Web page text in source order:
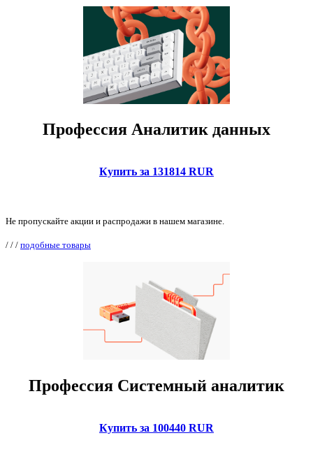
Профессия Аналитик данных
Купить за 131814 RUR
Не пропускайте акции и распродажи в нашем магазине.
/ / / подобные товары
Профессия Системный аналитик
Купить за 100440 RUR